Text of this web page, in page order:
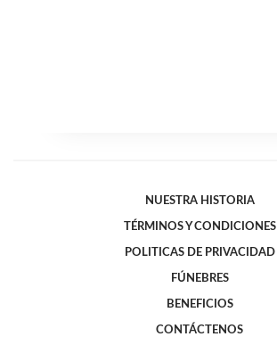
NUESTRA HISTORIA
TÉRMINOS Y CONDICIONES
POLITICAS DE PRIVACIDAD
FÚNEBRES
BENEFICIOS
CONTÁCTENOS